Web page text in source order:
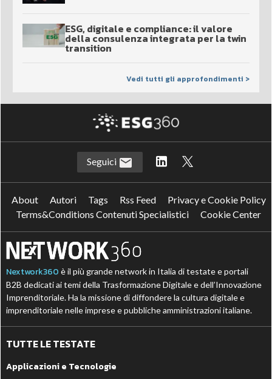
ESG, digitale e compliance: il valore
della consulenza integrata per la twin
transition
Vedi tutti gli approfondimenti >
Seguici
About Autori Tags Rss Feed
Privacy e Cookie Policy
Terms&Conditions Contenuti Specialistici
Cookie Center
Nextwork360 è il più grande network in Italia di testate e portali
B2B dedicati ai temi della Trasformazione Digitale e dell’Innovazione
Imprenditoriale. Ha la missione di diffondere la cultura digitale e
imprenditoriale nelle imprese e pubbliche amministrazioni italiane.
TUTTE LE TESTATE
Applicazioni e Tecnologie